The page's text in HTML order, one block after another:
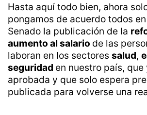
Hasta aquí todo bien, ahora
pongamos de acuerdo todos
Senado la publicación de la
aumento al salario de las
laboran en los sectores salud,
seguridad en nuestro país, que
aprobada y que solo espera
publicada para volverse una